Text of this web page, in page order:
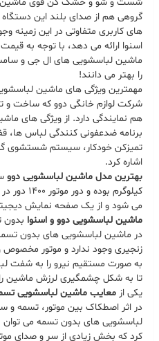
گروهی هم از صدای بلند این دستگاه
های کاربری متفاوتی در این زمینه
اسنوا ارائه می دهد، با توجه به
ماشین لباسشویی های ال جی و
را بهتر می دانند!
مهمترین ویژگی های ماشین
شرکت لوازم خانگی دوو که ساخت و
هم نمایندگی دارد. از ویژگی های
برنامه ضدعفونی کنندگی لباس
تمیزکن خودکار، سیستم شستشوی
اشاره کرد.
بهترین مدل ماشین لباسشویی دوو
کیلوگرم
می شود و از یک صفحه نمایش
ماشین لباسشویی دوو و اسنوا بدون
در ماشین لباسشویی های بدون
به صورت مستقیم نیرو را به شفت
تا به شکل چشمگیری لرزش ماشین
یکی از معایب ماشین لباسشویی
در اثر اصطکاک بین موتور، تسمه
کرد که بخش زیادی از سر و صدای